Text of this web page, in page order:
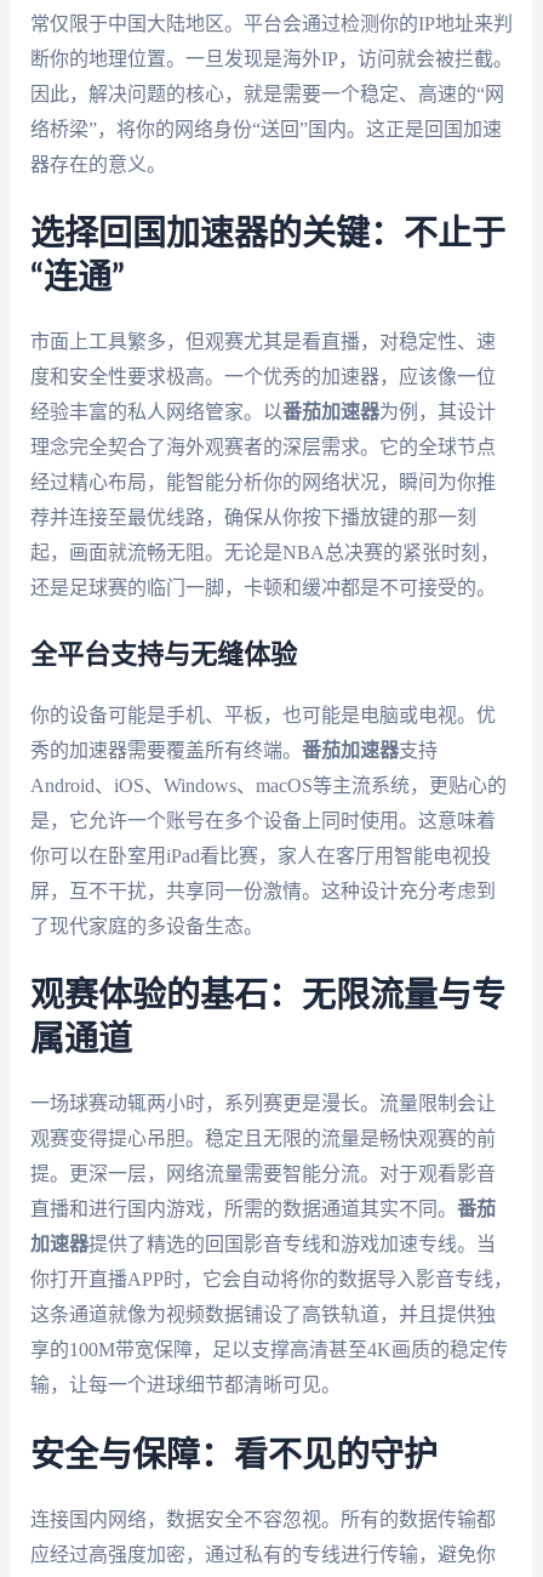
常仅限于中国大陆地区。平台会通过检测你的IP地址来判
断你的地理位置。一旦发现是海外IP，访问就会被拦截。
因此，解决问题的核心，就是需要一个稳定、高速的“网
络桥梁”，将你的网络身份“送回”国内。这正是回国加速
器存在的意义。
选择回国加速器的关键：不止于
“连通”
市面上工具繁多，但观赛尤其是看直播，对稳定性、速
度和安全性要求极高。一个优秀的加速器，应该像一位
经验丰富的私人网络管家。以番茄加速器为例，其设计
理念完全契合了海外观赛者的深层需求。它的全球节点
经过精心布局，能智能分析你的网络状况，瞬间为你推
荐并连接至最优线路，确保从你按下播放键的那一刻
起，画面就流畅无阻。无论是NBA总决赛的紧张时刻，
还是足球赛的临门一脚，卡顿和缓冲都是不可接受的。
全平台支持与无缝体验
你的设备可能是手机、平板，也可能是电脑或电视。优
秀的加速器需要覆盖所有终端。 番茄加速器支持
Android、iOS、Windows、macOS等主流系统，更贴心的
是，它允许一个账号在多个设备上同时使用。这意味着
你可以在卧室用iPad看比赛，家人在客厅用智能电视投
屏，互不干扰，共享同一份激情。这种设计充分考虑到
了现代家庭的多设备生态。
观赛体验的基石：无限流量与专
属通道
一场球赛动辄两小时，系列赛更是漫长。流量限制会让
观赛变得提心吊胆。稳定且无限的流量是畅快观赛的前
提。更深一层，网络流量需要智能分流。对于观看影音
直播和进行国内游戏，所需的数据通道其实不同。 番茄
加速器提供了精选的回国影音专线和游戏加速专线。当
你打开直播APP时，它会自动将你的数据导入影音专线，
这条通道就像为视频数据铺设了高铁轨道，并且提供独
享的100M带宽保障，足以支撑高清甚至4K画质的稳定传
输，让每一个进球细节都清晰可见。
安全与保障：看不见的守护
连接国内网络，数据安全不容忽视。所有的数据传输都
应经过高强度加密，通过私有的专线进行传输，避免你